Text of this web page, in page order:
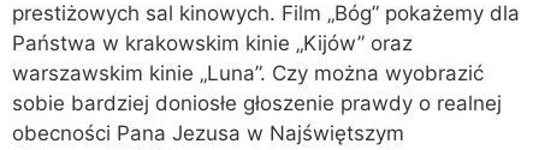
prestiżowych sal kinowych. Film „Bóg” pokażemy dla
Państwa w krakowskim kinie „Kijów” oraz
warszawskim kinie „Luna”. Czy można wyobrazić
sobie bardziej doniosłe głoszenie prawdy o realnej
obecności Pana Jezusa w Najświętszym